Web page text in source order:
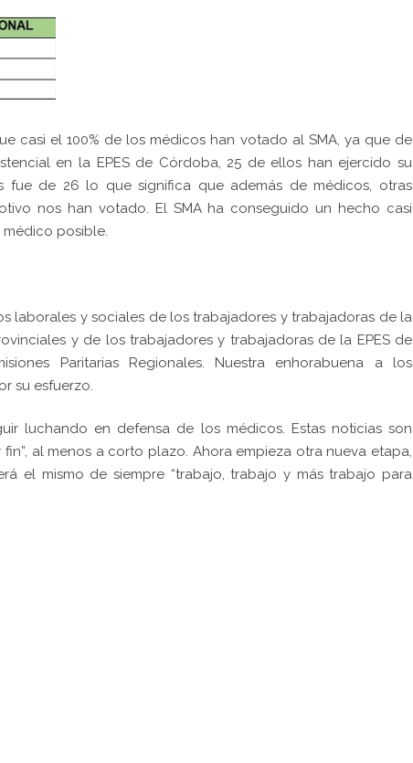
casi el 100% de los médicos han votado al SMA, ya que de
en la EPES de Córdoba, 25 de ellos han ejercido su
de 26 lo que significa que además de médicos, otras
nos han votado. El SMA ha conseguido un hecho casi
posible.
laborales y sociales de los trabajadores y trabajadoras de la
y de los trabajadores y trabajadoras de la EPES de
Paritarias Regionales. Nuestra enhorabuena a los
su esfuerzo.
luchando en defensa de los médicos. Estas noticias son
al menos a corto plazo. Ahora empieza otra nueva etapa,
el mismo de siempre “trabajo, trabajo y más trabajo para